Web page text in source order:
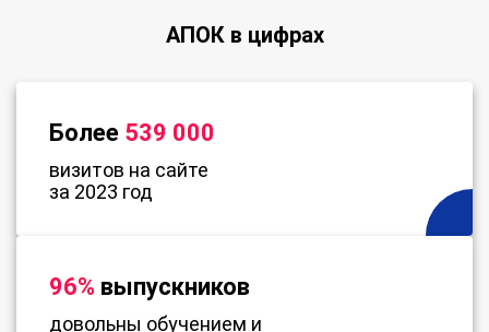
АПОК в цифрах
Более 539 000
визитов на сайте
за 2023 год
96% выпускников
довольны обучением и